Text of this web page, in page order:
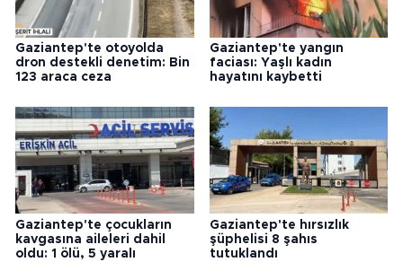
Gaziantep'te otoyolda
dron destekli denetim: Bin
123 araca ceza
Gaziantep'te yangın
faciası: Yaşlı kadın
hayatını kaybetti
Gaziantep'te çocukların
kavgasına aileleri dahil
oldu: 1 ölü, 5 yaralı
Gaziantep'te hırsızlık
şüphelisi 8 şahıs
tutuklandı